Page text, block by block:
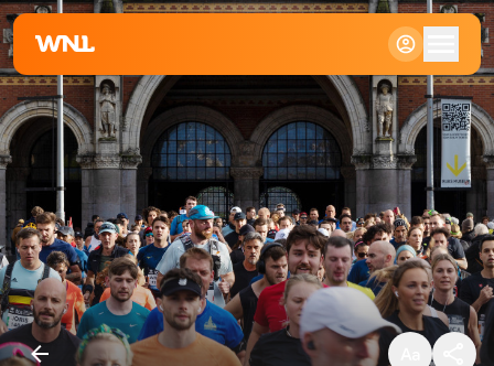
Klein
Standaard
Groot